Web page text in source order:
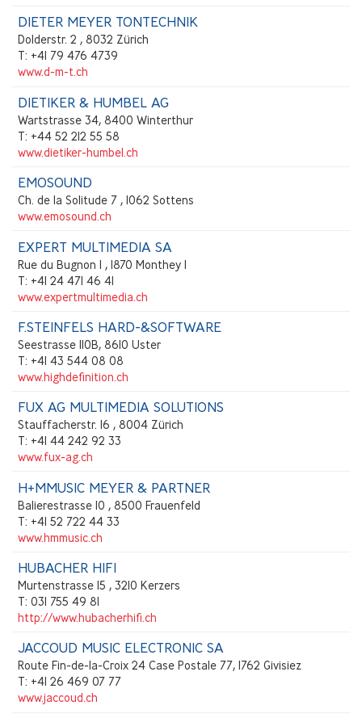
DIETER MEYER TONTECHNIK
Dolderstr. 2 , 8032 Zürich
T: +41 79 476 4739
www.d-m-t.ch
DIETIKER & HUMBEL AG
Wartstrasse 34, 8400 Winterthur
T: +44 52 212 55 58
www.dietiker-humbel.ch
EMOSOUND
Ch. de la Solitude 7 , 1062 Sottens
www.emosound.ch
EXPERT MULTIMEDIA SA
Rue du Bugnon 1 , 1870 Monthey 1
T: +41 24 471 46 41
www.expertmultimedia.ch
F.STEINFELS HARD-&SOFTWARE
Seestrasse 110B, 8610 Uster
T: +41 43 544 08 08
www.highdefinition.ch
FUX AG MULTIMEDIA SOLUTIONS
Stauffacherstr. 16 , 8004 Zürich
T: +41 44 242 92 33
www.fux-ag.ch
H+MMUSIC MEYER & PARTNER
Balierestrasse 10 , 8500 Frauenfeld
T: +41 52 722 44 33
www.hmmusic.ch
HUBACHER HIFI
Murtenstrasse 15 , 3210 Kerzers
T: 031 755 49 81
http://www.hubacherhifi.ch
JACCOUD MUSIC ELECTRONIC SA
Route Fin-de-la-Croix 24 Case Postale 77, 1762 Givisiez
T: +41 26 469 07 77
www.jaccoud.ch